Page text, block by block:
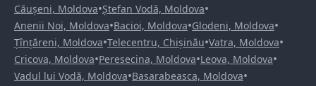
Căușeni, Moldova•Ștefan Vodă, Moldova•
Anenii Noi, Moldova•Bacioi, Moldova•Glodeni, Moldova•
Țînțăreni, Moldova•Telecentru, Chișinău•Vatra, Moldova•
Cricova, Moldova•Peresecina, Moldova•Leova, Moldova•
Vadul lui Vodă, Moldova•Basarabeasca, Moldova•